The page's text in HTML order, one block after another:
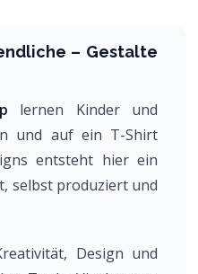
– Gestalte
lernen Kinder und
und auf ein T-Shirt
entsteht hier ein
selbst produziert und
Design und